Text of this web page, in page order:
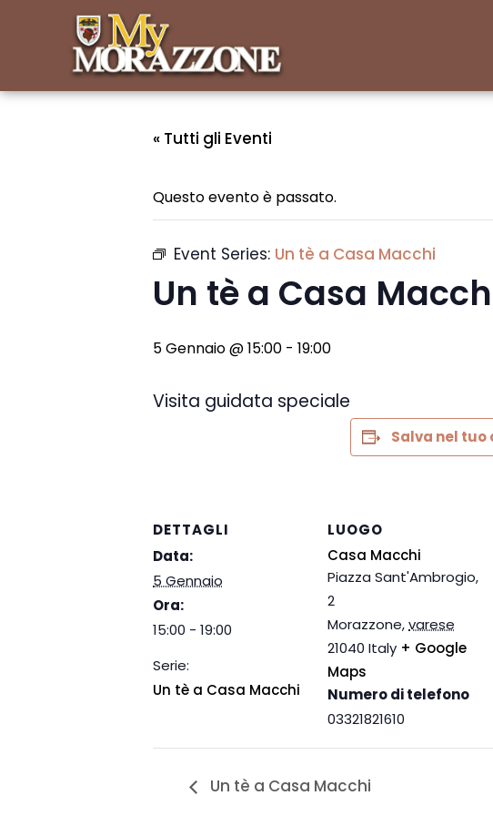
« Tutti gli Eventi
Questo evento è passato.
Event Series: Un tè a Casa Macchi
Un tè a Casa
5 Gennaio @ 15:00 - 19:00
Visita guidata speciale
Salva nel
DETTAGLI
Data:
5 Gennaio
Ora:
15:00 - 19:00
Serie:
Un tè a Casa Macchi
LUOGO
Casa Macchi
Piazza Sant'Ambrogio,
2
Morazzone,varese
21040 Italy + Google
Maps
Numero di telefono
03321821610
Un tè a Casa Macchi